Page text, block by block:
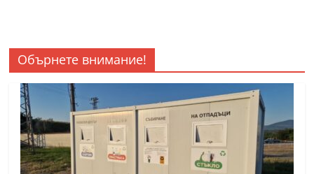
Обърнете внимание!